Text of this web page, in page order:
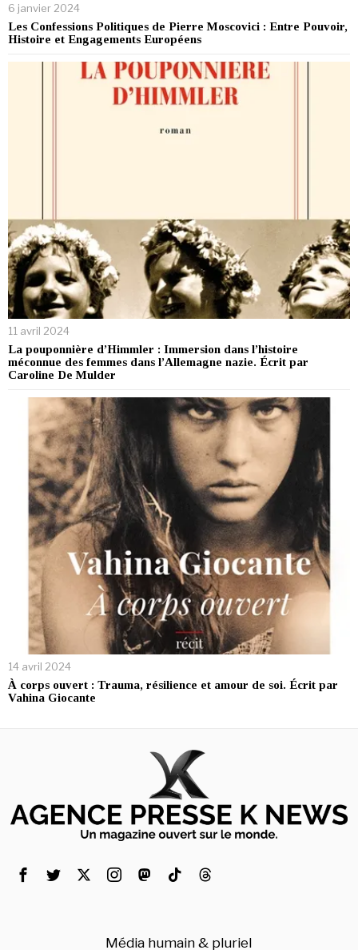
6 janvier 2024
Les Confessions Politiques de Pierre Moscovici : Entre Pouvoir,
Histoire et Engagements Européens
11 avril 2024
La pouponnière d’Himmler : Immersion dans l’histoire
méconnue des femmes dans l’Allemagne nazie. Écrit par
Caroline De Mulder
14 avril 2024
À corps ouvert : Trauma, résilience et amour de soi. Écrit par
Vahina Giocante
Média humain & pluriel